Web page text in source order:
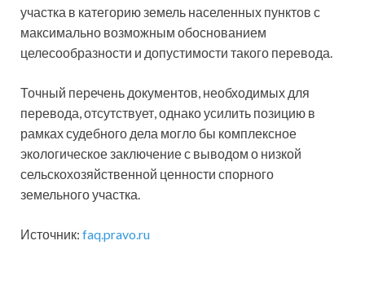
участка в категорию земель населенных пунктов с
максимально возможным обоснованием
целесообразности и допустимости такого перевода.
Точный перечень документов, необходимых для
перевода, отсутствует, однако усилить позицию в
рамках судебного дела могло бы комплексное
экологическое заключение с выводом о низкой
сельскохозяйственной ценности спорного
земельного участка.
Источник: faq.pravo.ru